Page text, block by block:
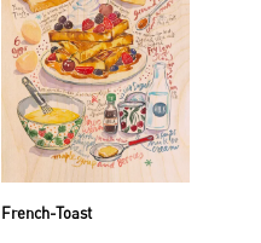
French-Toast